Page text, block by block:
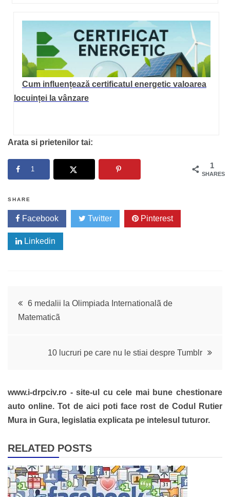
Cum influențează certificatul energetic valoarea
locuinței la vânzare
Arata si prietenilor tai:
1
SHARES
1
SHARE
Facebook Twitter Pinterest
Linkedin
Navigare
articole
6 medalii la Olimpiada Internationalã de
Matematicã
10 lucruri pe care nu le stiai despre Tumblr
www.i-drpciv.ro - site-ul cu cele mai bune chestionare
auto online. Tot de aici poti face rost de Codul Rutier
Mura in Gura, legislatia explicata pe intelesul tuturor.
RELATED POSTS